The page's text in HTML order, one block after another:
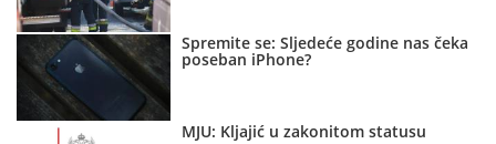
Spremite se: Sljedeće godine nas čeka
poseban iPhone?
MJU: Kljajić u zakonitom statusu